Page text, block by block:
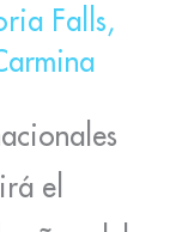
Falls,
el